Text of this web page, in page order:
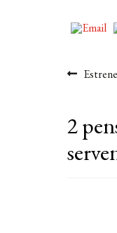
Entrada
2